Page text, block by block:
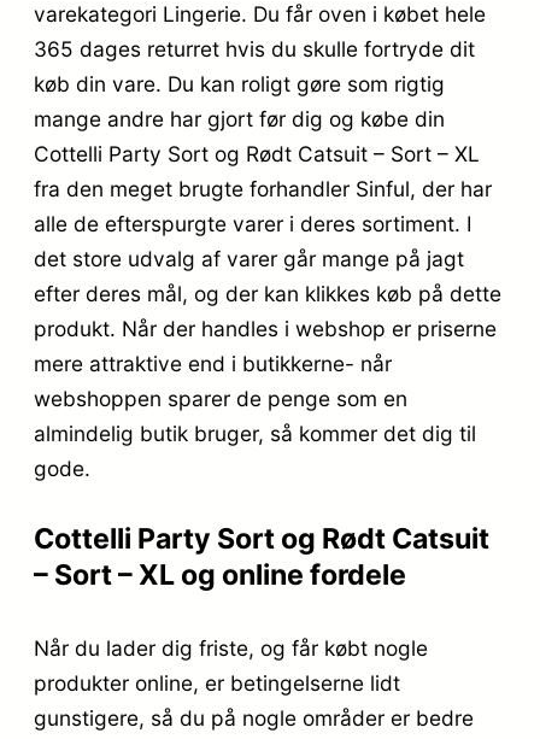
varekategori Lingerie. Du får oven i købet hele
365 dages returret hvis du skulle fortryde dit
køb din vare. Du kan roligt gøre som rigtig
mange andre har gjort før dig og købe din
Cottelli Party Sort og Rødt Catsuit – Sort – XL
fra den meget brugte forhandler Sinful, der har
alle de efterspurgte varer i deres sortiment. I
det store udvalg af varer går mange på jagt
efter deres mål, og der kan klikkes køb på dette
produkt. Når der handles i webshop er priserne
mere attraktive end i butikkerne- når
webshoppen sparer de penge som en
almindelig butik bruger, så kommer det dig til
gode.
Cottelli Party Sort og Rødt Catsuit
– Sort – XL og online fordele
Når du lader dig friste, og får købt nogle
produkter online, er betingelserne lidt
gunstigere, så du på nogle områder er bedre